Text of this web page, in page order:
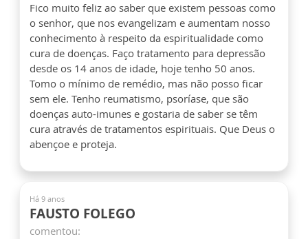
Fico muito feliz ao saber que existem pessoas como
o senhor, que nos evangelizam e aumentam nosso
conhecimento à respeito da espiritualidade como
cura de doenças. Faço tratamento para depressão
desde os 14 anos de idade, hoje tenho 50 anos.
Tomo o mínimo de remédio, mas não posso ficar
sem ele. Tenho reumatismo, psoríase, que são
doenças auto-imunes e gostaria de saber se têm
cura através de tratamentos espirituais. Que Deus o
abençoe e proteja.
Há 9 anos
FAUSTO FOLEGO
comentou: